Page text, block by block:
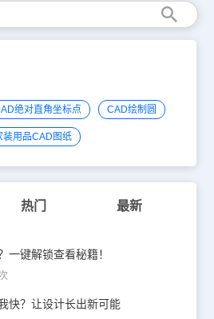
绝对直角坐标点 CAD绘制圆
装用品CAD图纸
热门 最新
一键解锁查看秘籍！
快？让设计长出新可能